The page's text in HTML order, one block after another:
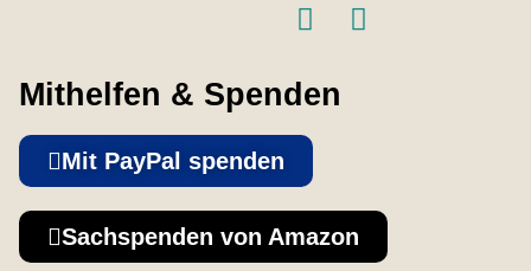
Mithelfen & Spenden
Mit PayPal spenden
Sachspenden von Amazon